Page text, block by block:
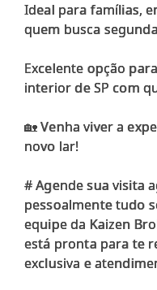
Ideal para famílias,
quem busca
Excelente opção
interior de SP com
🏡 Venha viver a
novo lar!
# Agende sua visita
pessoalmente tudo
equipe da Kaizen
está pronta para te
exclusiva e